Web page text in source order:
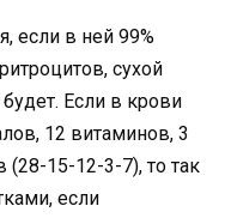
если в ней 99%
сухой
Если в крови
12 витаминов, 3
15-12-3-7), то так
если